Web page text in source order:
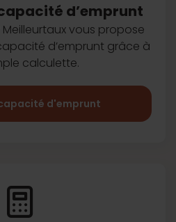
d’emprunt
vous propose
d’emprunt grâce à
calculette.
d'emprunt